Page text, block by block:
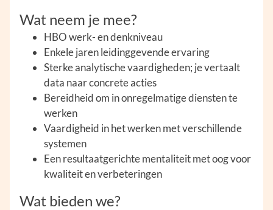
Wat neem je mee?
HBO werk- en denkniveau
Enkele jaren leidinggevende ervaring
Sterke analytische vaardigheden; je vertaalt
data naar concrete acties
Bereidheid om in onregelmatige diensten te
werken
Vaardigheid in het werken met verschillende
systemen
Een resultaatgerichte mentaliteit met oog voor
kwaliteit en verbeteringen
Wat bieden we?